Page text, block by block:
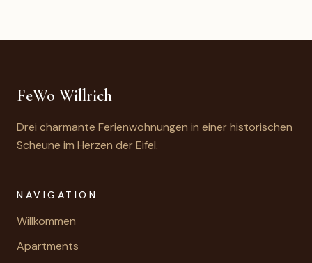
FeWo Willrich
Drei charmante Ferienwohnungen in einer historischen
Scheune im Herzen der Eifel.
NAVIGATION
Willkommen
Apartments